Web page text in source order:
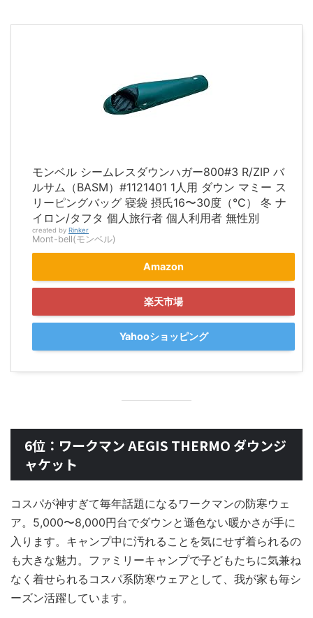
モンベル シームレスダウンハガー800#3 R/ZIP バ
ルサム（BASM）#1121401 1人用 ダウン マミー ス
リーピングバッグ 寝袋 摂氏16〜30度（°C） 冬 ナ
イロン/タフタ 個人旅行者 個人利用者 無性別
created by Rinker
Mont-bell(モンベル)
Amazon
楽天市場
Yahooショッピング
6位：ワークマン AEGIS THERMO ダウンジ
ャケット
コスパが神すぎて毎年話題になるワークマンの防寒ウェ
ア。5,000〜8,000円台でダウンと遜色ない暖かさが手に
入ります。キャンプ中に汚れることを気にせず着られるの
も大きな魅力。ファミリーキャンプで子どもたちに気兼ね
なく着せられるコスパ系防寒ウェアとして、我が家も毎シ
ーズン活躍しています。